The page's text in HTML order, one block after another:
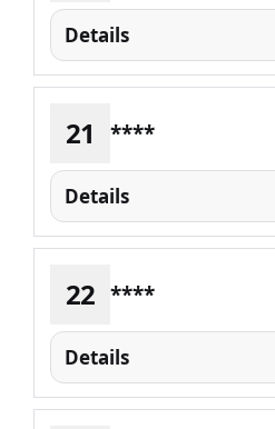
Details
21 ****
Details
22 ****
Details